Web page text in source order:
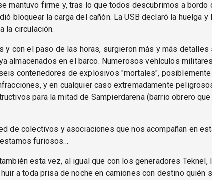
mantuvo firme y, tras lo que todos descubrimos a bordo
bloquear la carga del cañón. La USB declaró la huelga y
la circulación.
y con el paso de las horas, surgieron más y más detalles
almacenados en el barco. Numerosos vehículos
contenedores de explosivos "mortales", posiblemente
y en cualquier caso extremadamente
para la mitad de Sampierdarena (barrio obrero que
de colectivos y asociaciones que nos acompañan en
furiosos...
esta vez, al igual que con los generadores Teknel,
a toda prisa de noche en camiones con destino quién